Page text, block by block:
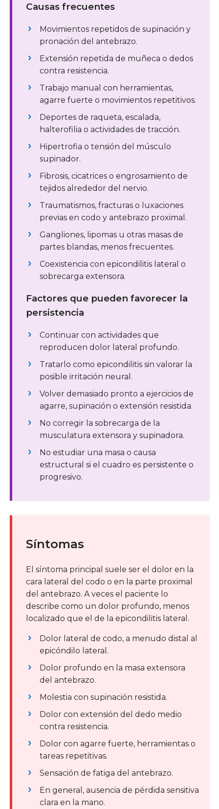
Causas frecuentes
Movimientos repetidos de supinación y
pronación del antebrazo.
Extensión repetida de muñeca o dedos
contra resistencia.
Trabajo manual con herramientas,
agarre fuerte o movimientos repetitivos.
Deportes de raqueta, escalada,
halterofilia o actividades de tracción.
Hipertrofia o tensión del músculo
supinador.
Fibrosis, cicatrices o engrosamiento de
tejidos alrededor del nervio.
Traumatismos, fracturas o luxaciones
previas en codo y antebrazo proximal.
Gangliones, lipomas u otras masas de
partes blandas, menos frecuentes.
Coexistencia con epicondilitis lateral o
sobrecarga extensora.
Factores que pueden favorecer la
persistencia
Continuar con actividades que
reproducen dolor lateral profundo.
Tratarlo como epicondilitis sin valorar la
posible irritación neural.
Volver demasiado pronto a ejercicios de
agarre, supinación o extensión resistida.
No corregir la sobrecarga de la
musculatura extensora y supinadora.
No estudiar una masa o causa
estructural si el cuadro es persistente o
progresivo.
Síntomas
El síntoma principal suele ser el dolor en la
cara lateral del codo o en la parte proximal
del antebrazo. A veces el paciente lo
describe como un dolor profundo, menos
localizado que el de la epicondilitis lateral.
Dolor lateral de codo, a menudo distal al
epicóndilo lateral.
Dolor profundo en la masa extensora
del antebrazo.
Molestia con supinación resistida.
Dolor con extensión del dedo medio
contra resistencia.
Dolor con agarre fuerte, herramientas o
tareas repetitivas.
Sensación de fatiga del antebrazo.
En general, ausencia de pérdida sensitiva
clara en la mano.